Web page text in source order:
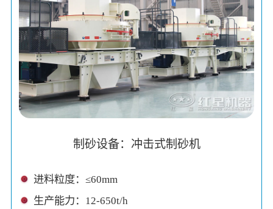
制砂设备：冲击式制砂机
进料粒度：≤60mm
生产能力：12-650t/h